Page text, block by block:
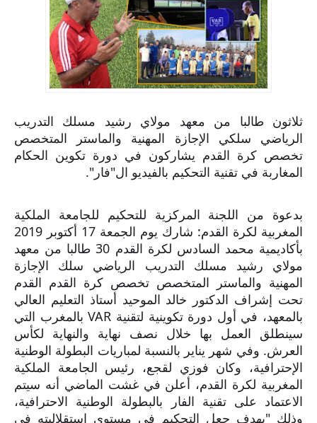
ثلاثون طالبا من معهد مولاي رشيد مسلك التدريب
الرياضي سلكي الإجازة المهنية والماستر المتخصص
تخصص كرة القدم يشاركون في دورة تكوين الحكام
المغاربة في تقنية التحكيم بالفيديو ال"فار".
بدعوة من اللجنة المركزية للتحكيم للجامعة الملكية
المغربية لكرة القدم: شارك يوم الجمعة 17 أكتوبر 2019
بأكاديمية محمد السادس لكرة القدم 30 طالبا من معهد
مولاي رشيد مسلك التدريب الرياضي سلك الإجازة
المهنية والماستر المتخصص تخصص كرة القدم القدم
تحت إشراف الدكتور خالد الموحيد أستاذ التعليم العالي
بالمعه
د، في أول دورة تكوينية لتقنية VAR بالمغرب التي
سينطلق العمل بها خلال نصف نهاية والنهاية لكأس
العرش. وفي شهر يناير بالنسبة لمباريات البطولة الوطنية
الإحترافية، وكان فوزي لقجع، رئيس الجامعة الملكية
المغربية لكرة القدم، أعلن في غشت الماضي أنه سيتم
الاعتماد على تقنية الفار بالبطولة الوطنية الاحترافية،
وذلك "بهدف جعل التحكيم في مستوى استقلاليته في